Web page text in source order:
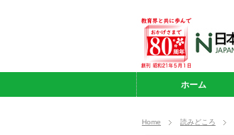
ホーム
Home 読みどころ